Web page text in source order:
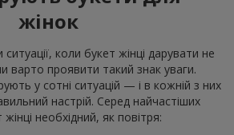
жінок
коли букет жінці дарувати не
варто проявити такий знак уваги.
у сотні ситуацій — і в кожній з них
настрій. Серед найчастіших
необхідний, як повітря: